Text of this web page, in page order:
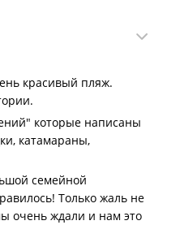
красивый пляж.
которые написаны
катамараны,
семейной
Только жаль не
очень ждали и нам это